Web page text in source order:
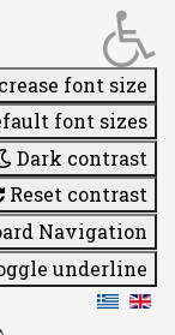
font size
font sizes
Dark contrast
Reset contrast
Navigation
underline